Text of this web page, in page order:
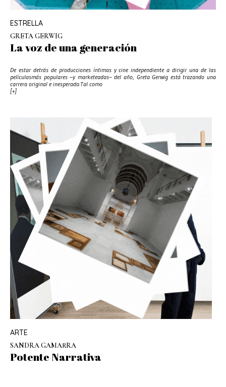
ESTRELLA
GRETA GERWIG
La voz de una generación
De estar detrás de producciones íntimas y cine independiente a dirigir una de las
películasmás populares –y marketeadas– del año, Greta Gerwig está trazando una
carrera original e inesperada.Tal como
[+]
ARTE
SANDRA GAMARRA
Potente Narrativa